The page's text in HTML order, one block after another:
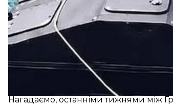
Вона додала, що Греції не згодна з
подібних дій у майбутньому та від
Нагадаємо, останніми тижнями між